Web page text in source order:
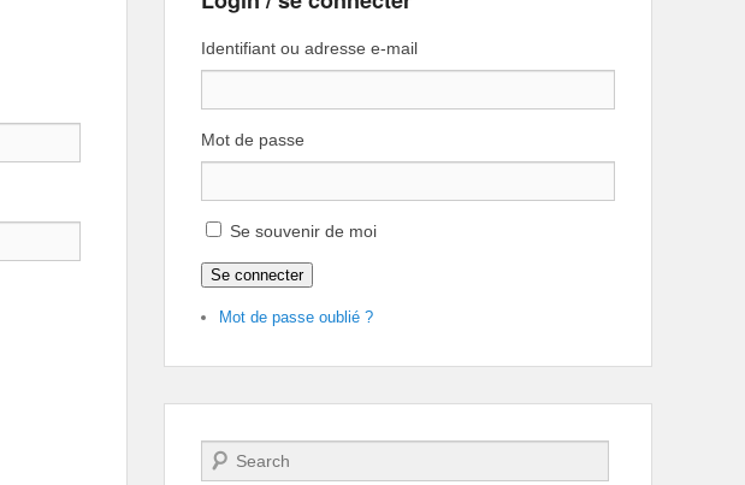
Identifiant ou adresse e-mail
Mot de passe
Se souvenir de moi
Se connecter
Mot de passe oublié ?
Recherche